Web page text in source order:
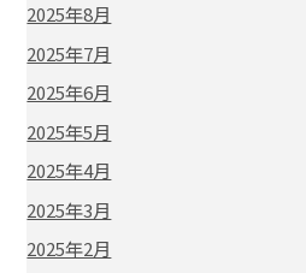
2025年8月
2025年7月
2025年6月
2025年5月
2025年4月
2025年3月
2025年2月